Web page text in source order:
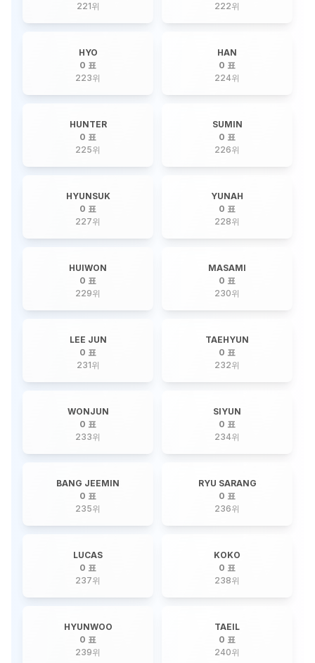
221위
222위
HYO
0 표
223위
HAN
0 표
224위
HUNTER
0 표
225위
SUMIN
0 표
226위
HYUNSUK
0 표
227위
YUNAH
0 표
228위
HUIWON
0 표
229위
MASAMI
0 표
230위
LEE JUN
0 표
231위
TAEHYUN
0 표
232위
WONJUN
0 표
233위
SIYUN
0 표
234위
BANG JEEMIN
0 표
235위
RYU SARANG
0 표
236위
LUCAS
0 표
237위
KOKO
0 표
238위
HYUNWOO
0 표
239위
TAEIL
0 표
240위